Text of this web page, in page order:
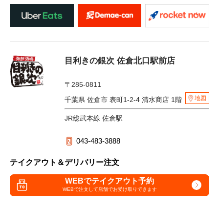
目利きの銀次 佐倉北口駅前店
〒285-0811
千葉県 佐倉市 表町1-2-4 清水商店 1階
地図
JR総武本線 佐倉駅
043-483-3888
テイクアウト＆デリバリー注文
WEBでテイクアウト予約
WEBで注文して店舗でお受け取りできます